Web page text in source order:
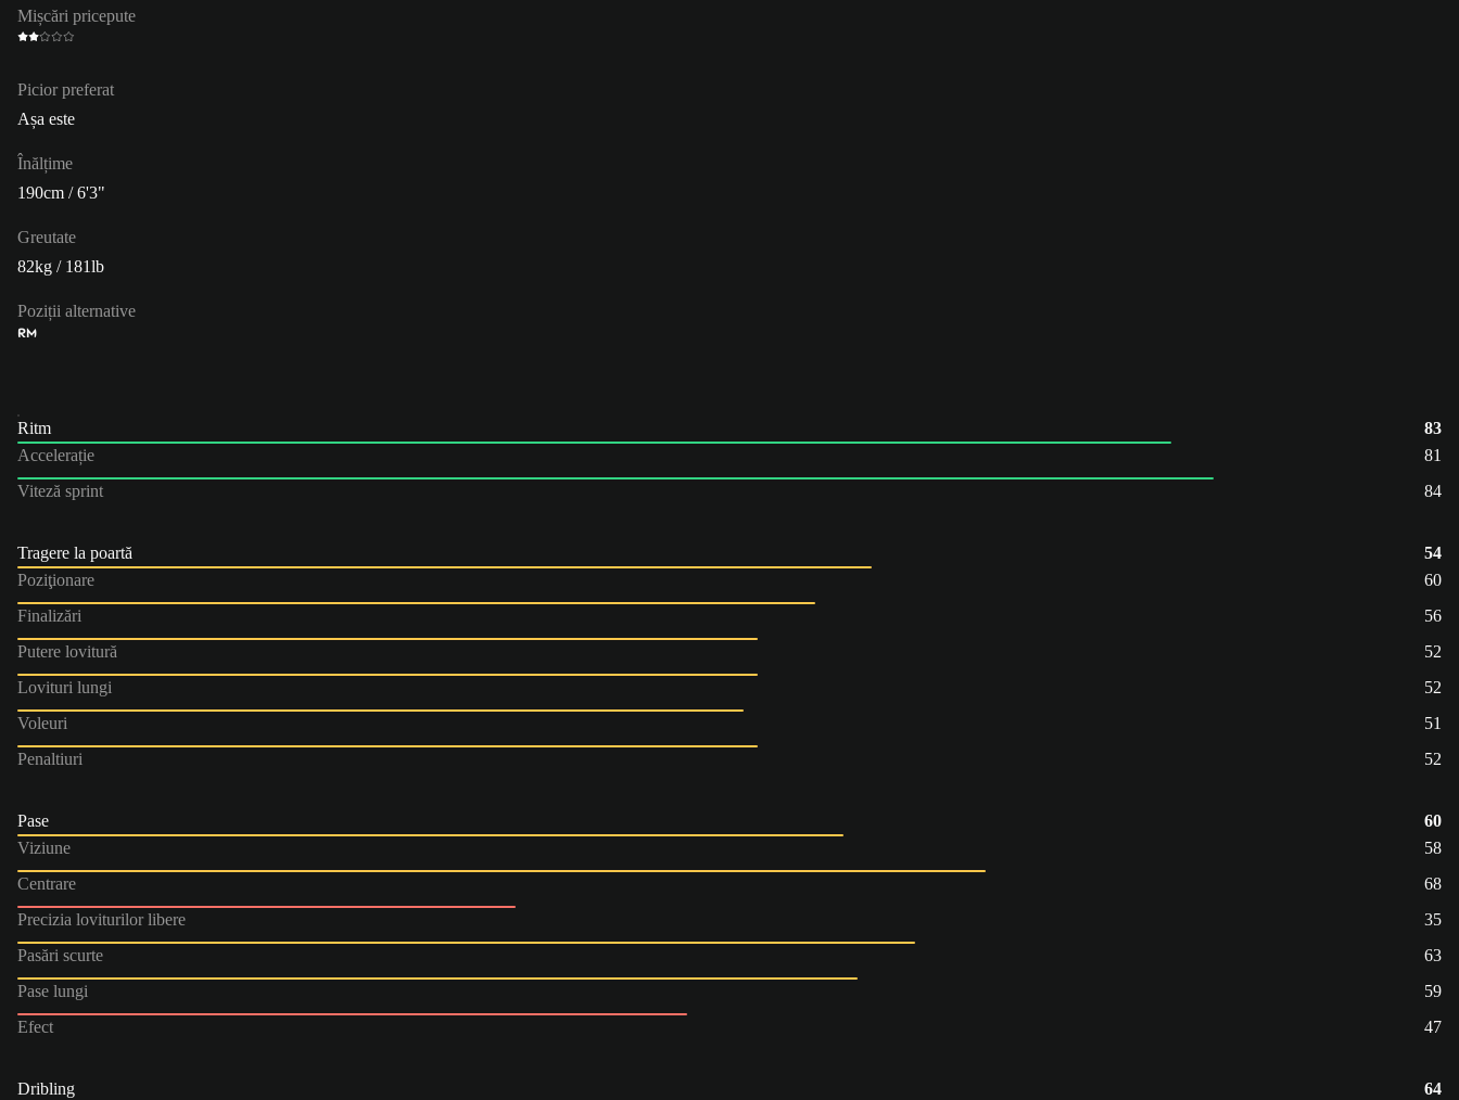
Mișcări pricepute
Picior preferat
Așa este
Înălțime
190cm / 6'3"
Greutate
82kg / 181lb
Poziții alternative
RM
Ritm
83
Accelerație
81
Viteză sprint
84
Tragere la poartă
54
Poziţionare
60
Finalizări
56
Putere lovitură
52
Lovituri lungi
52
Voleuri
51
Penaltiuri
52
Pase
60
Viziune
58
Centrare
68
Precizia loviturilor libere
35
Pasări scurte
63
Pase lungi
59
Efect
47
Dribling
64